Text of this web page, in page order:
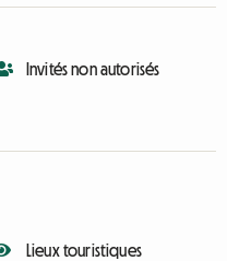
Invités non autorisés
Lieux touristiques